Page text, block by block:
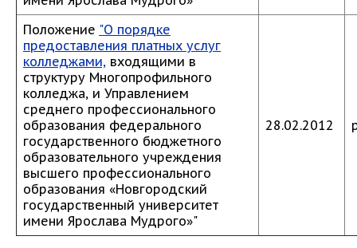
Положение "О порядке
предоставления платных услуг
колледжами, входящими в
структуру Многопрофильного
колледжа, и Управлением
среднего профессионального
образования федерального
государственного бюджетного
образовательного учреждения
высшего профессионального
образования «Новгородский
государственный университет
имени Ярослава Мудрого»"
28.02.2012